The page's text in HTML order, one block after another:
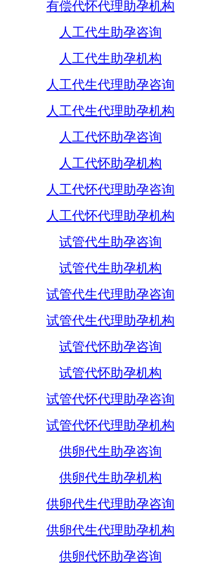
有偿代怀代理助孕机构
人工代生助孕咨询
人工代生助孕机构
人工代生代理助孕咨询
人工代生代理助孕机构
人工代怀助孕咨询
人工代怀助孕机构
人工代怀代理助孕咨询
人工代怀代理助孕机构
试管代生助孕咨询
试管代生助孕机构
试管代生代理助孕咨询
试管代生代理助孕机构
试管代怀助孕咨询
试管代怀助孕机构
试管代怀代理助孕咨询
试管代怀代理助孕机构
供卵代生助孕咨询
供卵代生助孕机构
供卵代生代理助孕咨询
供卵代生代理助孕机构
供卵代怀助孕咨询